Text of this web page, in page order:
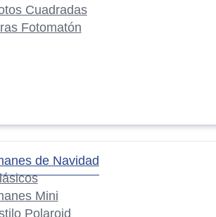
Cuadradas
Fotomatón
de Navidad
Mini
Polaroid